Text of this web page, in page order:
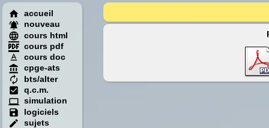
accueil
nouveau
cours html
cours pdf
cours doc
cpge-ats
bts/alter
q.c.m.
simulation
logiciels
sujets